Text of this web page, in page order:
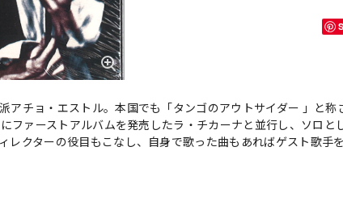
チョ・エストル。本国でも「タンゴのアウトサイダー 」と称
ファーストアルバムを発売したラ・チカーナと並行し、ソロと
レクターの役目もこなし、自身で歌った曲もあればゲスト歌手